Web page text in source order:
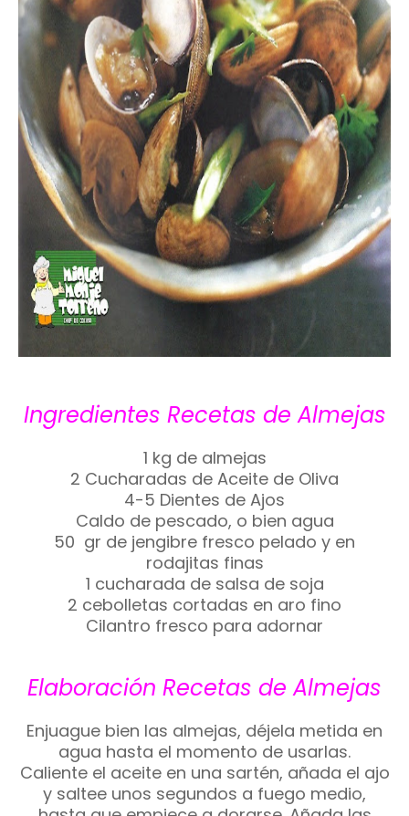
Ingredientes Recetas de Almejas
1 kg de almejas
2 Cucharadas de Aceite de Oliva
4-5 Dientes de Ajos
Caldo de pescado, o bien agua
50 gr de jengibre fresco pelado y en
rodajitas finas
1 cucharada de salsa de soja
2 cebolletas cortadas en aro fino
Cilantro fresco para adornar
Elaboración Recetas de Almejas
Enjuague bien las almejas, déjela metida en
agua hasta el momento de usarlas.
Caliente el aceite en una sartén, añada el ajo
y saltee unos segundos a fuego medio,